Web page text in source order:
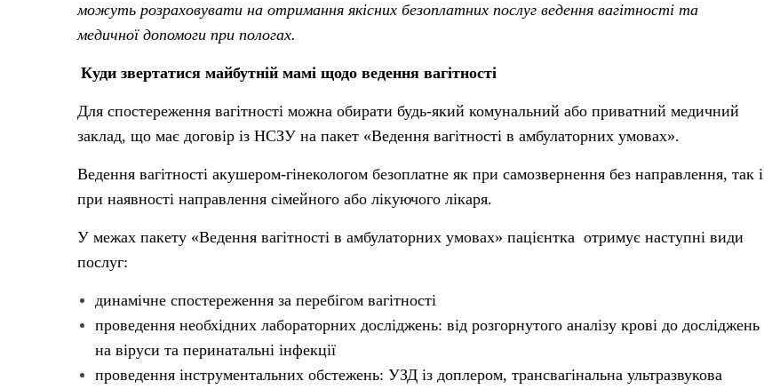
можуть розраховувати на отримання якісних безоплатних послуг ведення вагітності та
медичної допомоги при пологах.
Куди звертатися майбутній мамі щодо ведення вагітності
Для спостереження вагітності можна обирати будь-який комунальний або приватний медичний
заклад, що має договір із НСЗУ на пакет «Ведення вагітності в амбулаторних умовах».
Ведення вагітності акушером-гінекологом безоплатне як при самозвернення без направлення, так і
при наявності направлення сімейного або лікуючого лікаря.
У межах пакету «Ведення вагітності в амбулаторних умовах» пацієнтка отримує наступні види
послуг:
динамічне спостереження за перебігом вагітності
проведення необхідних лабораторних досліджень: від розгорнутого аналізу крові до досліджень
на віруси та перинатальні інфекції
проведення інструментальних обстежень: УЗД із доплером, трансвагінальна ультразвукова